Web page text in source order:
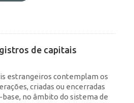
de capitais
estrangeiros contemplam os
criadas ou encerradas
no âmbito do sistema de